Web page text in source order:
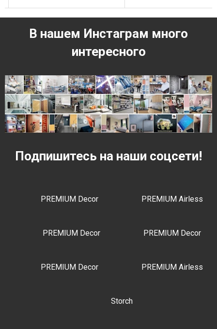
В нашем Инстаграм много
интересного
Подпишитесь на наши соцсети!
PREMIUM Decor PREMIUM Airless
PREMIUM Decor PREMIUM Decor
PREMIUM Decor PREMIUM Airless
Storch